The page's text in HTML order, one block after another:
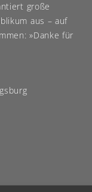
große
aus – auf
»Danke für